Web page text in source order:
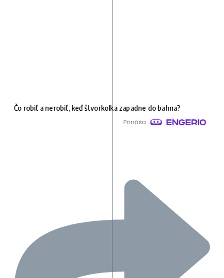
Čo robiť a nerobiť, keď štvorkolka zapadne do bahna?